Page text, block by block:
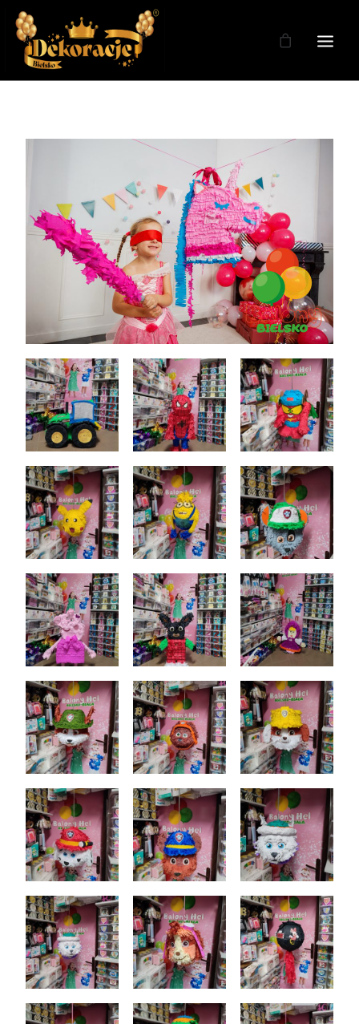
Dekoracje
Dekoracje Weselne
Dekoracje Licencja
Oferta
Akcesoria Dekoracyjne
Balony
Balony z helem
Kontakt